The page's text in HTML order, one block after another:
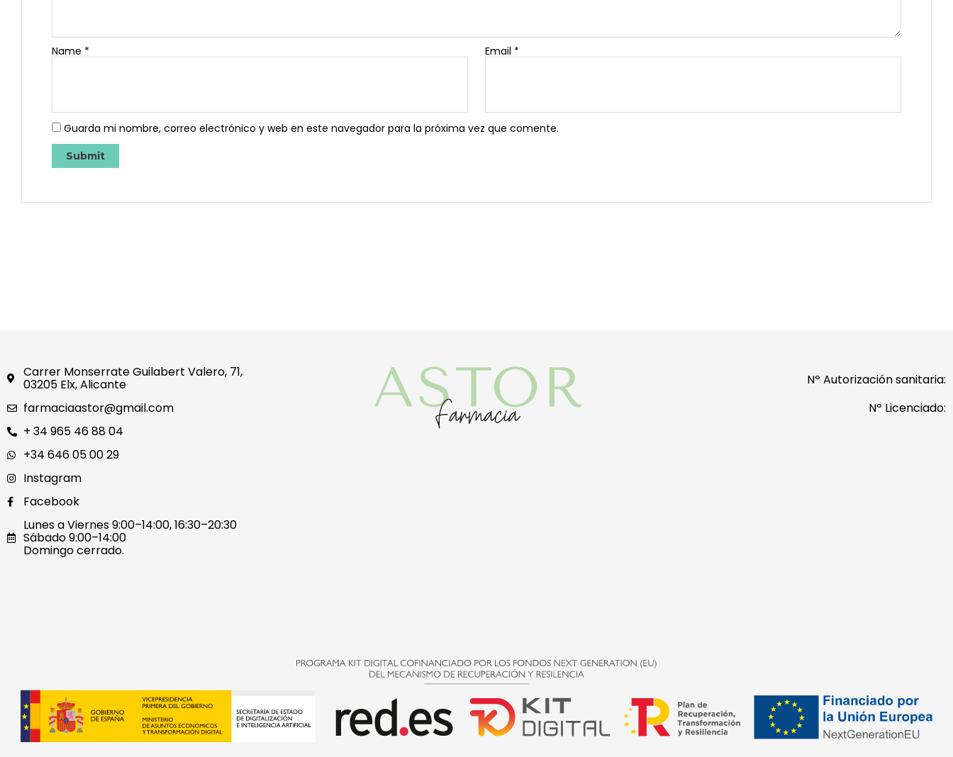
Name * Email *
Guarda mi nombre, correo electrónico y web en este navegador para la próxima vez que comente.
Carrer Monserrate Guilabert Valero, 71,
03205 Elx, Alicante
farmaciaastor@gmail.com
+ 34 965 46 88 04
+34 646 05 00 29
Instagram
Facebook
Lunes a Viernes 9:00–14:00, 16:30–20:30
Sábado 9:00–14:00
Domingo cerrado.
Nº Autorización sanitaria:
Nº Licenciado: